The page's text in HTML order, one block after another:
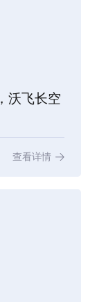
沃飞长空
查看详情